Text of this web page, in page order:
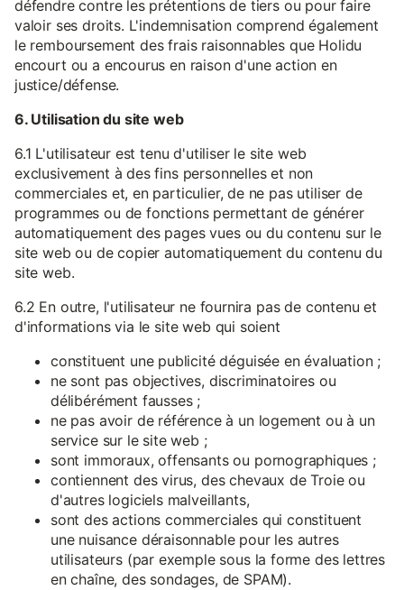
défendre contre les prétentions de tiers ou pour faire
valoir ses droits. L'indemnisation comprend également
le remboursement des frais raisonnables que Holidu
encourt ou a encourus en raison d'une action en
justice/défense.
6. Utilisation du site web
6.1 L'utilisateur est tenu d'utiliser le site web
exclusivement à des fins personnelles et non
commerciales et, en particulier, de ne pas utiliser de
programmes ou de fonctions permettant de générer
automatiquement des pages vues ou du contenu sur le
site web ou de copier automatiquement du contenu du
site web.
6.2 En outre, l'utilisateur ne fournira pas de contenu et
d'informations via le site web qui soient
constituent une publicité déguisée en évaluation ;
ne sont pas objectives, discriminatoires ou
délibérément fausses ;
ne pas avoir de référence à un logement ou à un
service sur le site web ;
sont immoraux, offensants ou pornographiques ;
contiennent des virus, des chevaux de Troie ou
d'autres logiciels malveillants,
sont des actions commerciales qui constituent
une nuisance déraisonnable pour les autres
utilisateurs (par exemple sous la forme des lettres
en chaîne, des sondages, de SPAM).